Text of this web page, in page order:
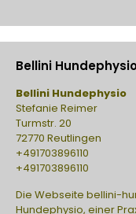
Bellini
Bellini Hundephysio
Stefanie Reimer
Turmstr. 20
72770 Reutlingen
+491703896110
+491703896110
Die Webseite bellini-
Hundephysio, einer